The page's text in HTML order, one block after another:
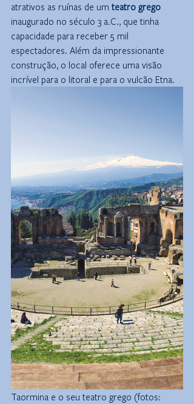
atrativos as ruínas de um teatro grego
inaugurado no século 3 a.C., que tinha
capacidade para receber 5 mil
espectadores. Além da impressionante
construção, o local oferece uma visão
incrível para o litoral e para o vulcão Etna.
Taormina e o seu teatro grego (fotos: